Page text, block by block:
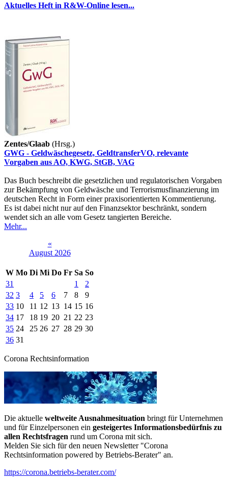
Aktuelles Heft in R&W-Online lesen...
Zentes/Glaab (Hrsg.)
GWG - Geldwäschegesetz, GeldtransferVO, relevante
Vorgaben aus AO, KWG, StGB, VAG
Das Buch beschreibt die gesetzlichen und regulatorischen Vorgaben
zur Bekämpfung von Geldwäsche und Terrorismusfinanzierung im
deutschen Recht in Form einer praxisorientierten Kommentierung.
Es ist dabei nicht nur auf den Finanzsektor beschränkt, sondern
wendet sich an alle vom Gesetz tangierten Bereiche.
Mehr...
«
August 2026
W Mo Di Mi Do Fr Sa So
31
1
2
32 3 4 5 6 7 8
9
33 10 11 12 13 14 15 16
34 17 18 19 20 21 22 23
35 24 25 26 27 28 29 30
36 31
Corona Rechtsinformation
Die aktuelle weltweite Ausnahmesituation bringt für Unternehmen
und für Einzelpersonen ein gesteigertes Informationsbedürfnis zu
allen Rechtsfragen rund um Corona mit sich.
Melden Sie sich für den neuen Newsletter "Corona
Rechtsinformation powered by Betriebs-Berater" an.
https://corona.betriebs-berater.com/